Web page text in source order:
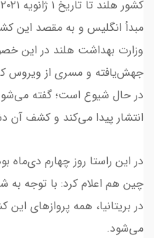
مبدأ انگلیس و به مقصد این
وزارت بهداشت هلند در این
جهش‌یافته و مسری از ویروس
در حال شیوع است؛ گفته
انتشار پیدا می‌کند و کشف آن
در این راستا روز چهارم
چین هم اعلام کرد: ‌با توجه به
در بریتانیا، همه پروازهای
می‌شود.